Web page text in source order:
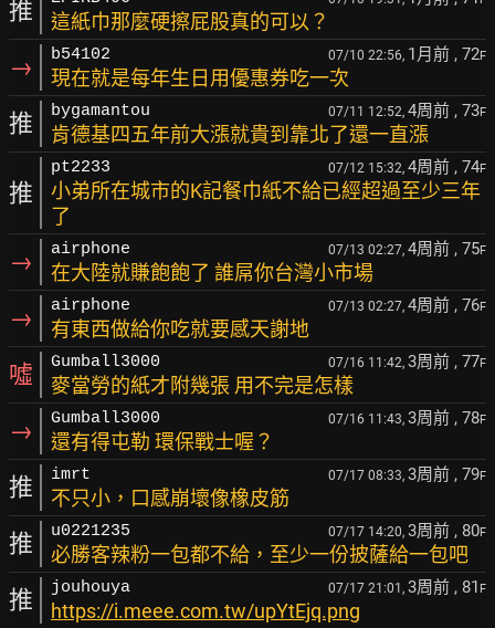
推 這紙巾那麼硬擦屁股真的可以？
→ b54102 07/10 22:56, 1月前 , 72F
現在就是每年生日用優惠券吃一次
推 bygamantou 07/11 12:52, 4周前 , 73F
肯德基四五年前大漲就貴到靠北了還一直漲
推
pt2233 07/12 15:32, 4周前 , 74F
小弟所在城市的K記餐巾紙不給已經超過至少三年
了
→ airphone 07/13 02:27, 4周前 , 75F
在大陸就賺飽飽了 誰屌你台灣小市場
→ airphone 07/13 02:27, 4周前 , 76F
有東西做給你吃就要感天謝地
噓 Gumball3000 07/16 11:42, 3周前 , 77F
麥當勞的紙才附幾張 用不完是怎樣
→ Gumball3000 07/16 11:43, 3周前 , 78F
還有得屯勒 環保戰士喔？
推 imrt 07/17 08:33, 3周前 , 79F
不只小，口感崩壞像橡皮筋
推 u0221235 07/17 14:20, 3周前 , 80F
必勝客辣粉一包都不給，至少一份披薩給一包吧
推 jouhouya 07/17 21:01, 3周前 , 81 F
https://i.meee.com.tw/upYtEjq.png